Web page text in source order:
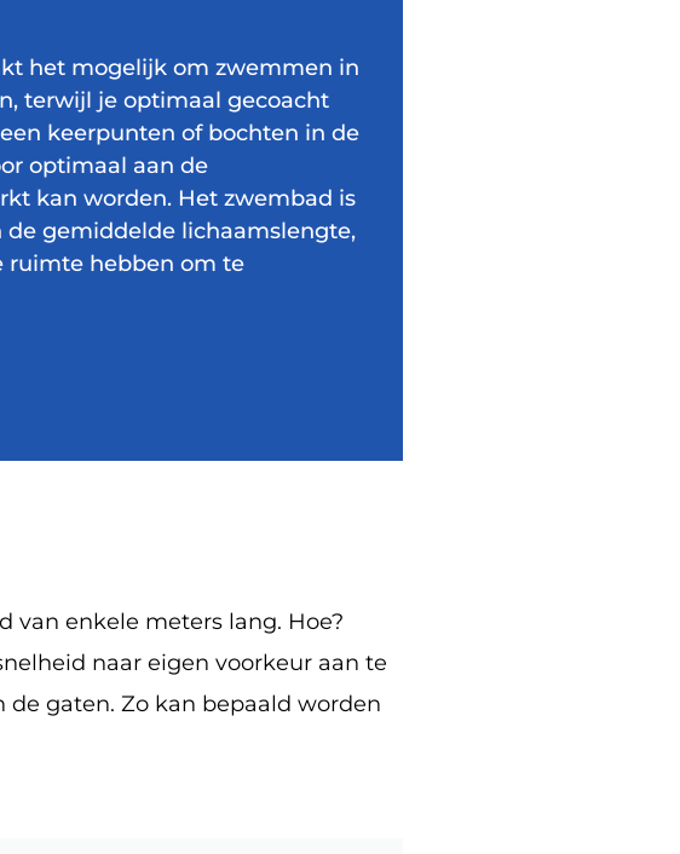
het mogelijk om zwemmen in
terwijl je optimaal gecoacht
keerpunten of bochten in de
optimaal aan de
kan worden. Het zwembad is
de gemiddelde lichaamslengte,
ruimte hebben om te
van enkele meters lang. Hoe?
naar eigen voorkeur aan te
gaten. Zo kan bepaald worden